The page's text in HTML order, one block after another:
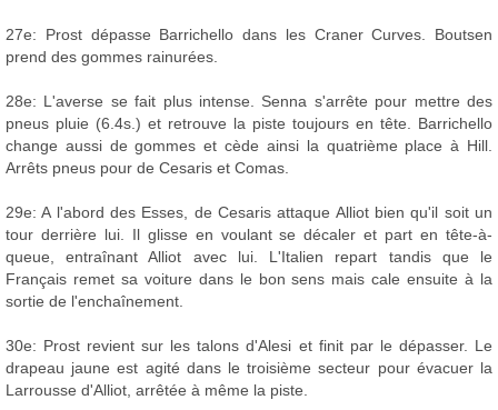
27e: Prost dépasse Barrichello dans les Craner Curves. Boutsen
prend des gommes rainurées.
28e: L'averse se fait plus intense. Senna s'arrête pour mettre des
pneus pluie (6.4s.) et retrouve la piste toujours en tête. Barrichello
change aussi de gommes et cède ainsi la quatrième place à Hill.
Arrêts pneus pour de Cesaris et Comas.
29e: A l'abord des Esses, de Cesaris attaque Alliot bien qu'il soit un
tour derrière lui. Il glisse en voulant se décaler et part en tête-à-
queue, entraînant Alliot avec lui. L'Italien repart tandis que le
Français remet sa voiture dans le bon sens mais cale ensuite à la
sortie de l'enchaînement.
30e: Prost revient sur les talons d'Alesi et finit par le dépasser. Le
drapeau jaune est agité dans le troisième secteur pour évacuer la
Larrousse d'Alliot, arrêtée à même la piste.